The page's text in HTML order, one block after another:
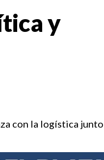
y
con la logística